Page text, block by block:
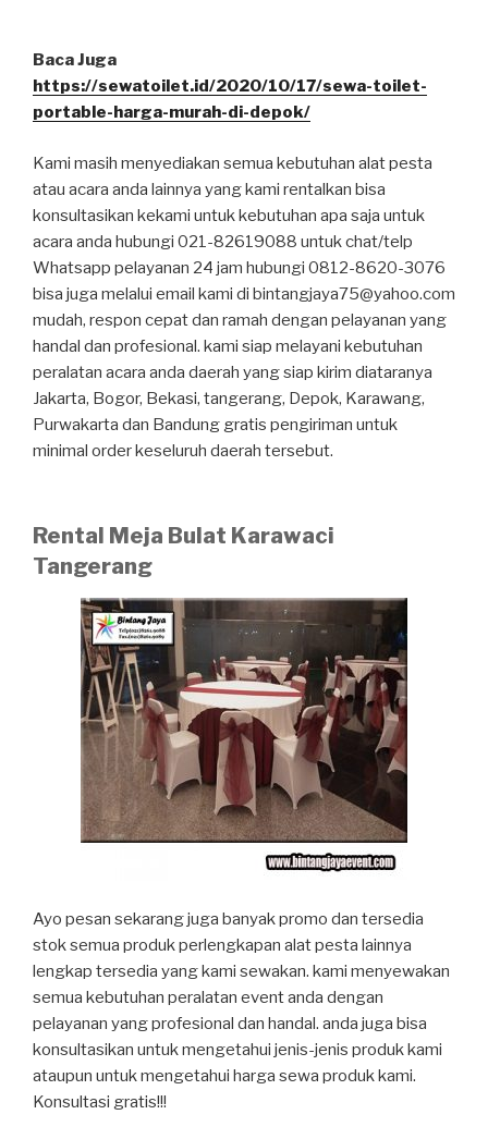
Baca Juga
https://sewatoilet.id/2020/10/17/sewa-toilet-
portable-harga-murah-di-depok/
Kami masih menyediakan semua kebutuhan alat pesta
atau acara anda lainnya yang kami rentalkan bisa
konsultasikan kekami untuk kebutuhan apa saja untuk
acara anda hubungi 021-82619088 untuk chat/telp
Whatsapp pelayanan 24 jam hubungi 0812-8620-3076
bisa juga melalui email kami di bintangjaya75@yahoo.com
mudah, respon cepat dan ramah dengan pelayanan yang
handal dan profesional. kami siap melayani kebutuhan
peralatan acara anda daerah yang siap kirim diataranya
Jakarta, Bogor, Bekasi, tangerang, Depok, Karawang,
Purwakarta dan Bandung gratis pengiriman untuk
minimal order keseluruh daerah tersebut.
Rental Meja Bulat Karawaci
Tangerang
Ayo pesan sekarang juga banyak promo dan tersedia
stok semua produk perlengkapan alat pesta lainnya
lengkap tersedia yang kami sewakan. kami menyewakan
semua kebutuhan peralatan event anda dengan
pelayanan yang profesional dan handal. anda juga bisa
konsultasikan untuk mengetahui jenis-jenis produk kami
ataupun untuk mengetahui harga sewa produk kami.
Konsultasi gratis!!!